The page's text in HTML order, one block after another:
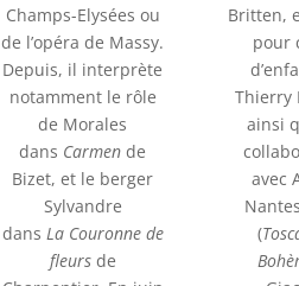
Champs-Elysées ou
de l’opéra de Massy.
Depuis, il interprète
notamment le rôle
de Morales
dans Carmen de
Bizet, et le berger
Sylvandre
dans La Couronne de
fleursde
Britten,
pour
Thierry
ainsi
avec
(